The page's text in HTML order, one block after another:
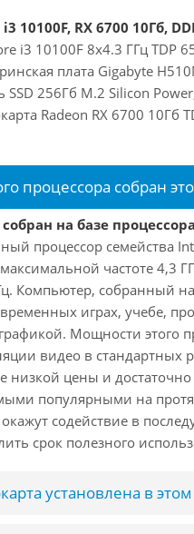
10100F, RX 6700 10Гб,
i3 10100F 8x4.3 ГГц TDP
плата Gigabyte
SSD 256Гб M.2 Silicon
Radeon RX 6700 10Гб
процессора собран
на базе
процессор семейства
максимальной частоте 4,3
Компьютер, собранный
играх, учебе,
Мощности этого
видео в стандартных
низкой цены и
популярными на
содействие в
срок полезного
установлена в